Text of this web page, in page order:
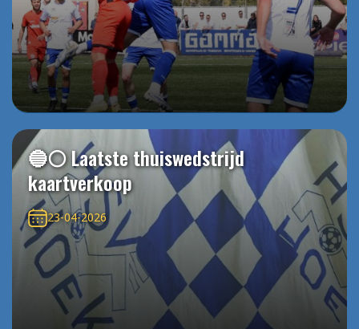
🔵⚪️ Laatste thuiswedstrijd
kaartverkoop
23-04-2026